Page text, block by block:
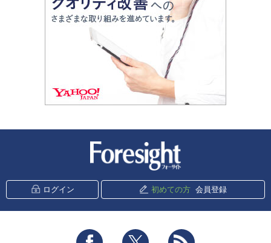
ログイン 初めての方 会員登録
Facebook Twitter